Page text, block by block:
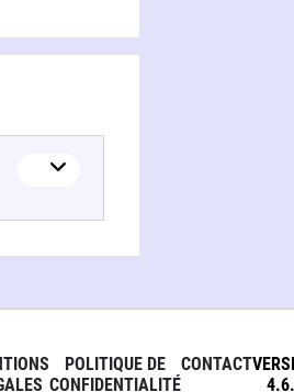
POLITIQUE DE
CONFIDENTIALITÉ
CONTACT